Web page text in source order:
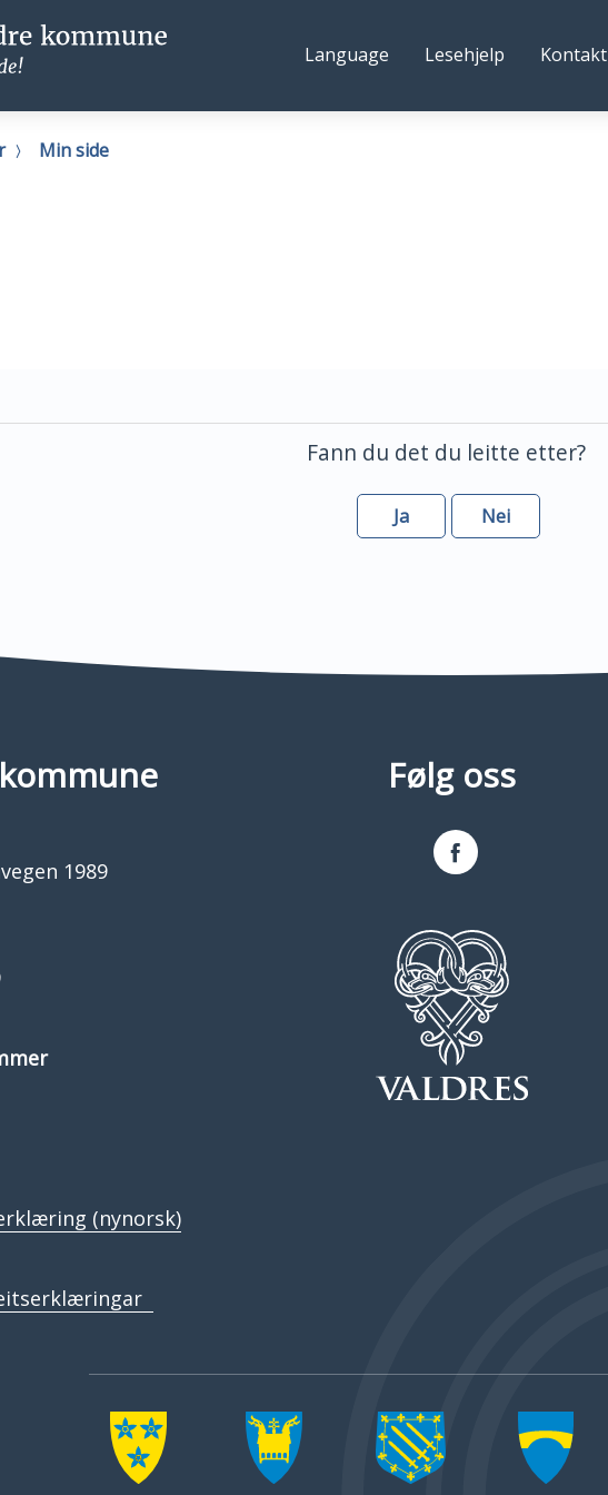
Øystre
kommune
Følg
Language Lesehjelp Kontakt
Min side
Fann du det du leitte etter?
Ja Nei
1989
(nynorsk)
Følg oss
Facebook